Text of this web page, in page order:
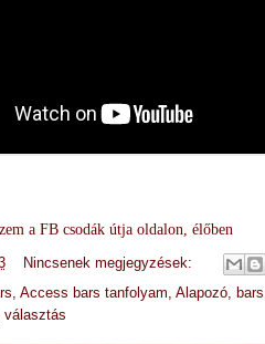
a FB csodák útja oldalon, élőben
Nincsenek megjegyzések:
, Access bars tanfolyam, Alapozó, bars
választás